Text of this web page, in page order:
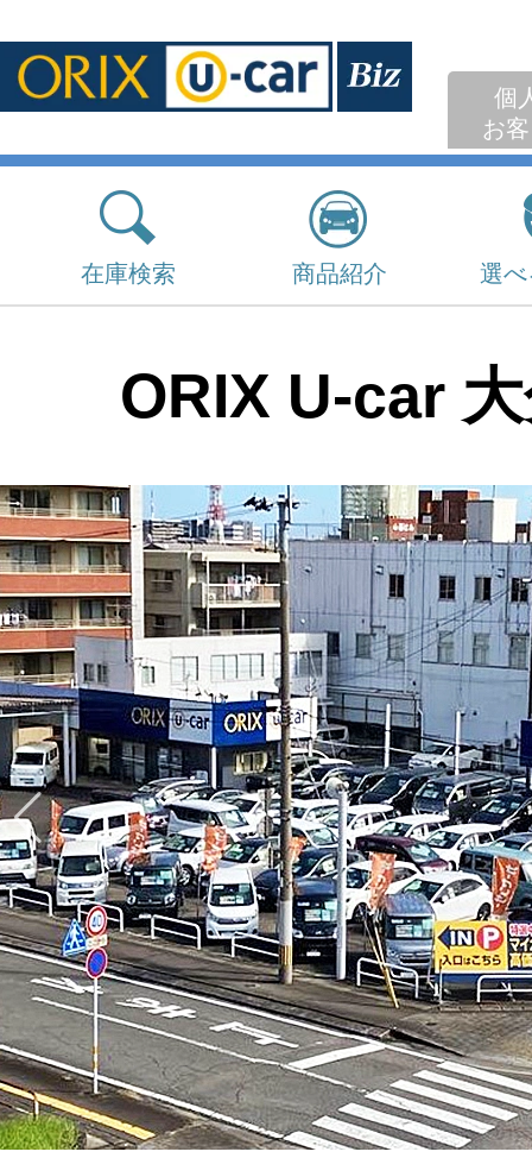
個
お
在庫検索 商品紹介 選
ORIX U-car